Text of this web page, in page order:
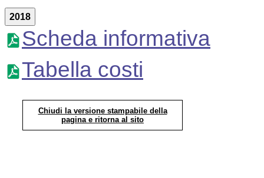
2018
Scheda informativa
Tabella costi
Chiudi la versione stampabile della
pagina e ritorna al sito